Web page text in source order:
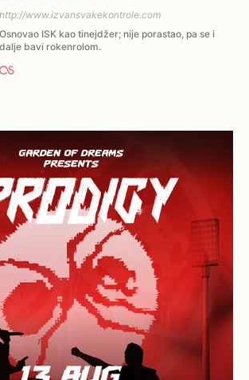
http://www.izvansvakekontrole.com
Osnovao ISK kao tinejdžer; nije porastao, pa se i
dalje bavi rokenrolom.